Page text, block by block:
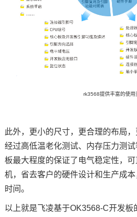
rk3568提供丰富的使用
此外，更小的尺寸，更合理的布局，
经过高低温老化测试、内存压力测
板最大程度的保证了电气稳定性，
机，省去客户的硬件设计和生产成
时间。
以上就是飞凌基于OK3568-C开发板